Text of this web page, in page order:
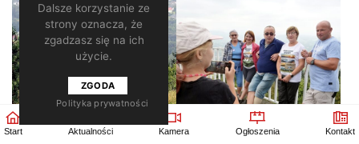
Start Aktualności Kamera Ogłoszenia Kontakt
Dalsze korzystanie ze
strony oznacza, że
zgadzasz się na ich
użycie.
ZGODA
Polityka prywatności